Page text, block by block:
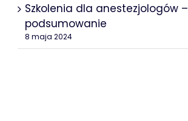
Szkolenia dla anestezjologów –
podsumowanie
8 maja 2024